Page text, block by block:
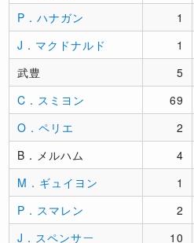
P．ハナガン
1
J．マクドナルド
1
武豊
5
C．スミヨン
69
O．ペリエ
2
B．メルハム
4
M．ギュイヨン
1
P．スマレン
2
J．スペンサー
10